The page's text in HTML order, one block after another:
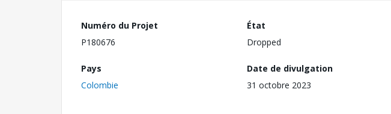
Numéro du Projet
P180676
État
Dropped
Pays
Colombie
Date de divulgation
31 octobre 2023